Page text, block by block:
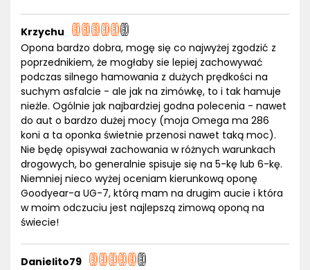
Krzychu
Opona bardzo dobra, mogę się co najwyżej zgodzić z
poprzednikiem, że mogłaby sie lepiej zachowywać
podczas silnego hamowania z dużych prędkości na
suchym asfalcie - ale jak na zimówkę, to i tak hamuje
nieżle. Ogólnie jak najbardziej godna polecenia - nawet
do aut o bardzo dużej mocy (moja Omega ma 286
koni a ta oponka świetnie przenosi nawet taką moc).
Nie będę opisywał zachowania w różnych warunkach
drogowych, bo generalnie spisuje się na 5-kę lub 6-kę.
Niemniej nieco wyżej oceniam kierunkową oponę
Goodyear-a UG-7, którą mam na drugim aucie i która
w moim odczuciu jest najlepszą zimową oponą na
świecie!
Danielito79